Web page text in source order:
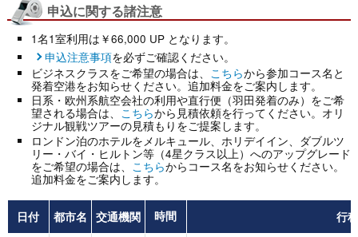
申込に関する諸注意
1名1室利用は￥66,000 UP となります。
申込注意事項を必ずご確認ください。
ビジネスクラスをご希望の場合は、
こちらから参加コース名と
発着空港をお知らせください。追加料金をご案内します。
日系・欧州系航空会社の利用や直行便（羽田発着のみ）をご希
望される場合は、 こちらから見積依頼を行ってください。オリ
ジナル観戦ツアーの見積もりをご提案します。
ロンドン泊のホテルをメルキュール、ホリデイイン、ダブルツ
リー・バイ・ヒルトン等（4星クラス以上）へのアップグレード
をご希望の場合は、 こちらからコース名をお知らせください。
追加料金をご案内します。
日付 都市名 交通機関 時間 行程